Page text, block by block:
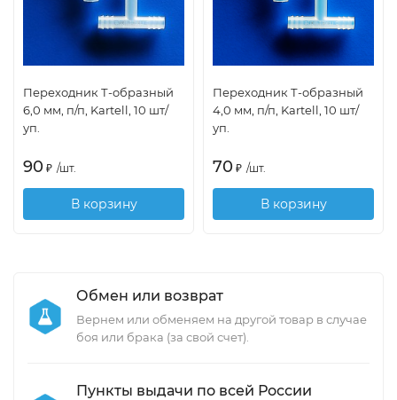
Переходник Т-образный
6,0 мм, п/п, Kartell, 10 шт/
уп.
90 ₽ /шт.
В корзину
Переходник Т-образный
4,0 мм, п/п, Kartell, 10 шт/
уп.
70 ₽ /шт.
В корзину
Обмен или возврат
Вернем или обменяем на другой товар в случае
боя или брака (за свой счет).
Пункты выдачи по всей России